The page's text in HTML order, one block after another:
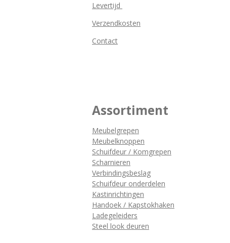
Levertijd
Verzendkosten
Contact
Assortiment
Meubelgrepen
Meubelknoppen
Schuifdeur / Komgrepen
Scharnieren
Verbindingsbeslag
Schuifdeur onderdelen
Kastinrichtingen
Handoek / Kapstokhaken
Ladegeleiders
Steel look deuren